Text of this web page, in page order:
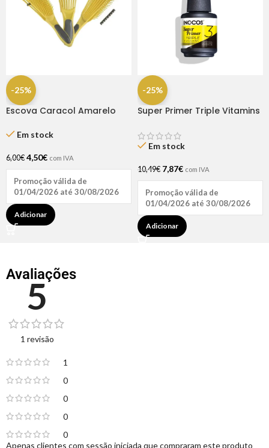
-25%
Escova Caracol Amarelo
Em stock
6,00€ 4,50€ com IVA
Promoção válida de
01/04/2026 até 30/08/2026
Adicionar
-25%
Super Primer Triple Vitamins
Em stock
10,49€ 7,87€ com IVA
Promoção válida de
01/04/2026 até 30/08/2026
Adicionar
Avaliações
5
1 revisão
1
0
0
0
0
Apenas clientes com sessão iniciada que compraram este produto